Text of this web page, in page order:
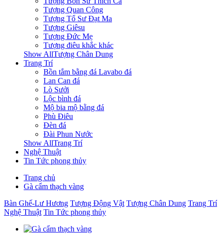
Tượng Quan Công
Tượng Tổ Sư Đạt Ma
Tượng Giêsu
Tượng Đức Mẹ
Tượng điêu khắc khác
Show AllTượng Chân Dung
Trang Trí
Bồn tắm bằng đá Lavabo đá
Lan Can đá
Lò Sưởi
Lộc bình đá
Mộ bia mộ bằng đá
Phù Điêu
Đèn đá
Đài Phun Nước
Show AllTrang Trí
Nghệ Thuật
Tin Tức phong thủy
Trang chủ
Gà cẩm thạch vàng
Bàn Ghế-Lư Hương Tượng Động Vật Tượng Chân Dung Trang Trí
Nghệ Thuật Tin Tức phong thủy